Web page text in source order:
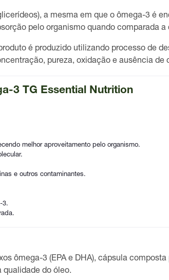
, a mesma em que o ômega-3 é
pelo organismo quando comparada
é produzido utilizando processo de
pureza, oxidação e ausência de
3 TG Essential Nutrition
melhor aproveitamento pelo organismo.
e outros contaminantes.
3.
ômega-3 (EPA e DHA), cápsula
qualidade do óleo.